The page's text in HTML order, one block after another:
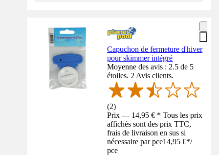
Capuchon de fermeture d'hiver
pour skimmer intégré
Moyenne des avis : 2.5 de 5
étoiles. 2 Avis clients.
(2)
Prix — 14,95 € * Tous les prix
affichés sont des prix TTC,
frais de livraison en sus si
nécessaire par pce14,95 €*/
pce